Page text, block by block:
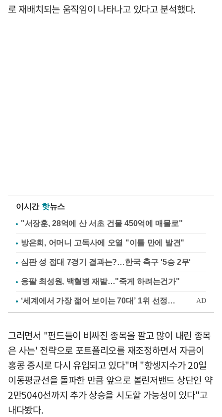
로 재배치되는 움직임이 나타나고 있다고 분석했다.
이시간 핫뉴스
"서장훈, 28억에 산 서초 건물 450억에 매물로"
방은희, 어머니 고독사에 오열 "이틀 만에 발견"
심판 성 접대 7경기 결과는?…한국 축구 '5승 2무'
응팔 최성원, 백혈병 재발…"죽게 하려는건가"
그러면서 "펀드들이 비싸진 종목을 팔고 많이 내린 종목
은 사는' 전략으로 포트폴리오를 재조정하면서 자금이
홍콩 증시로 다시 유입되고 있다"며 "항셍지수가 20일
이동평균선을 돌파한 만큼 앞으로 볼린저밴드 상단인 약
2만5040선까지 추가 상승을 시도할 가능성이 있다"고
내다봤다.